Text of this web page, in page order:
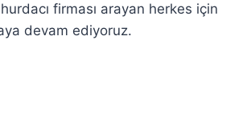
firması arayan herkes için
devam ediyoruz.